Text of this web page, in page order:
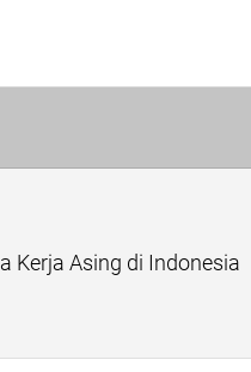
Kerja Asing di Indonesia